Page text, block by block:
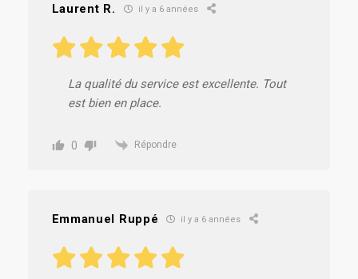
Laurent R. il y a 6 années
La qualité du service est excellente. Tout
est bien en place.
0 Répondre
Emmanuel Ruppé il y a 6 années